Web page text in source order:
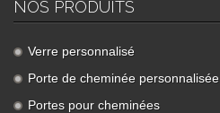
NOS PRODUITS
Verre personnalisé
Porte de cheminée personnalisée
Portes pour cheminées